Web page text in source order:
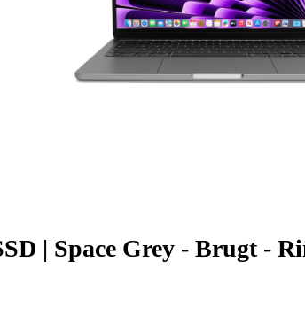
| Space Grey - Brugt -